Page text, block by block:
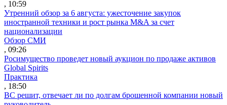
, 10:59
Утренний обзор за 6 августа: ужесточение закупок
иностранной техники и рост рынка M&A за счет
национализации
Обзор СМИ
, 09:26
Росимущество проведет новый аукцион по продаже активов
Global Spirits
Практика
, 18:50
ВС решит, отвечает ли по долгам брошенной компании новый